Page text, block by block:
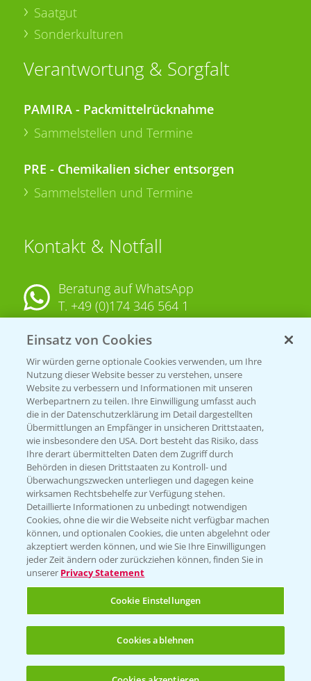
Saatgut
Sonderkulturen
Verantwortung & Sorgfalt
PAMIRA - Packmittelrücknahme
Sammelstellen und Termine
PRE - Chemikalien sicher entsorgen
Sammelstellen und Termine
Kontakt & Notfall
Beratung auf WhatsApp
T. +49 (0)174 346 564 1
KONTAKT
Hilfe in Notfällen
T.+49 (0)214/30-20220
Folgen Sie uns
Allgemeine Nutzungsbedingungen
Datenschutzerklärung
Impressum
Gebrauchshinweise
Einsatz von Cookies
Wir würden gerne optionale Cookies verwenden, um Ihre
Nutzung dieser Website besser zu verstehen, unsere
Website zu verbessern und Informationen mit unseren
Werbepartnern zu teilen. Ihre Einwilligung umfasst auch
die in der Datenschutzerklärung im Detail dargestellten
Übermittlungen an Empfänger in unsicheren Drittstaaten,
wie insbesondere den USA. Dort besteht das Risiko, dass
Ihre derart übermittelten Daten dem Zugriff durch
Behörden in diesen Drittstaaten zu Kontroll- und
Überwachungszwecken unterliegen und dagegen keine
wirksamen Rechtsbehelfe zur Verfügung stehen.
Detaillierte Informationen zu unbedingt notwendigen
Cookies, ohne die wir die Webseite nicht verfügbar machen
können, und optionalen Cookies, die unten abgelehnt oder
akzeptiert werden können, und wie Sie Ihre Einwilligungen
jeder Zeit ändern oder zurückziehen können, finden Sie in
unserer Privacy Statement
Cookie Einstellungen
Cookies ablehnen